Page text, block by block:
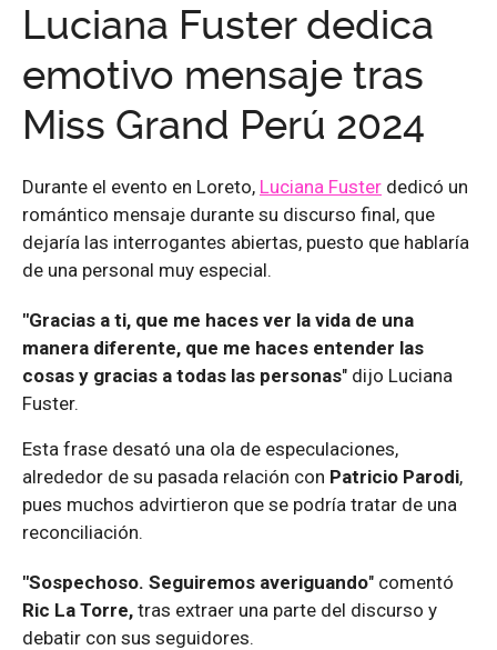
Luciana Fuster dedica
emotivo mensaje tras
Miss Grand Perú 2024
Durante el evento en Loreto, Luciana Fuster dedicó un
romántico mensaje durante su discurso final, que
dejaría las interrogantes abiertas, puesto que hablaría
de una personal muy especial.
"Gracias a ti, que me haces ver la vida de una
manera diferente, que me haces entender las
cosas y gracias a todas las personas" dijo Luciana
Fuster.
Esta frase desató una ola de especulaciones,
alrededor de su pasada relación con Patricio Parodi,
pues muchos advirtieron que se podría tratar de una
reconciliación.
"Sospechoso. Seguiremos averiguando" comentó
Ric La Torre, tras extraer una parte del discurso y
debatir con sus seguidores.